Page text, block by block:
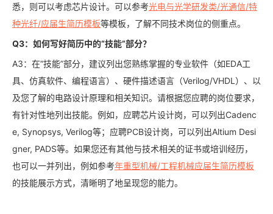
悉，则可以考虑芯片设计。可以参考光电与光学研发类/光通信/特
种光纤/应届生简历模板等模板，了解不同技术岗位的侧重点。
Q3：如何写好简历中的“技能”部分？
A3：在“技能”部分，建议列出您熟练掌握的专业软件（如EDA工
具、仿真软件、编程语言）、硬件描述语言（Verilog/VHDL）、以
及您了解的电路设计原理和相关知识。请根据您应聘的岗位要求，
有针对性地列出技能。例如，应聘芯片设计岗，可以列出Cadenc
e, Synopsys, Verilog等；应聘PCB设计岗，可以列出Altium Desi
gner, PADS等。如果您还有其他与技术相关的证书或培训经历，
也可以一并列出，例如参考年重型机械/工程机械应届生简历模板
的技能展示方式，清晰明了地呈现您的能力。